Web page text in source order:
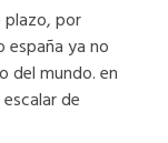
plazo, por
ya no
del mundo. en
de